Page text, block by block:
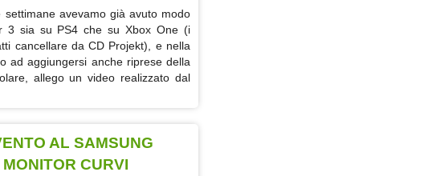
avevamo già avuto modo
3 sia su PS4 che su Xbox One (i
cancellare da CD Projekt), e nella
ad aggiungersi anche riprese della
allego un video realizzato dal
AL SAMSUNG
CURVI